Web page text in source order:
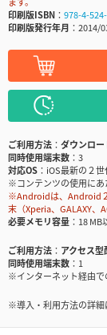
印刷版ISBN
978-4-
印刷版発行年月
2014/
ご利用方法
ダウンロー
同時使用端末数
3
対応OS
iOS最新の２
※コンテンツの使用に
※Androidは、Android
末（Xperia、GALAXY、
必要メモリ容量
18 MB
ご利用方法
アクセス型
同時使用端末数
1
※インターネット経由で
※導入・利用方法の詳細